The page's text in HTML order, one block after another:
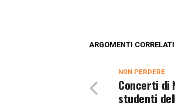
ARGOMENTI
NON PERDERE
Concerti di
studenti